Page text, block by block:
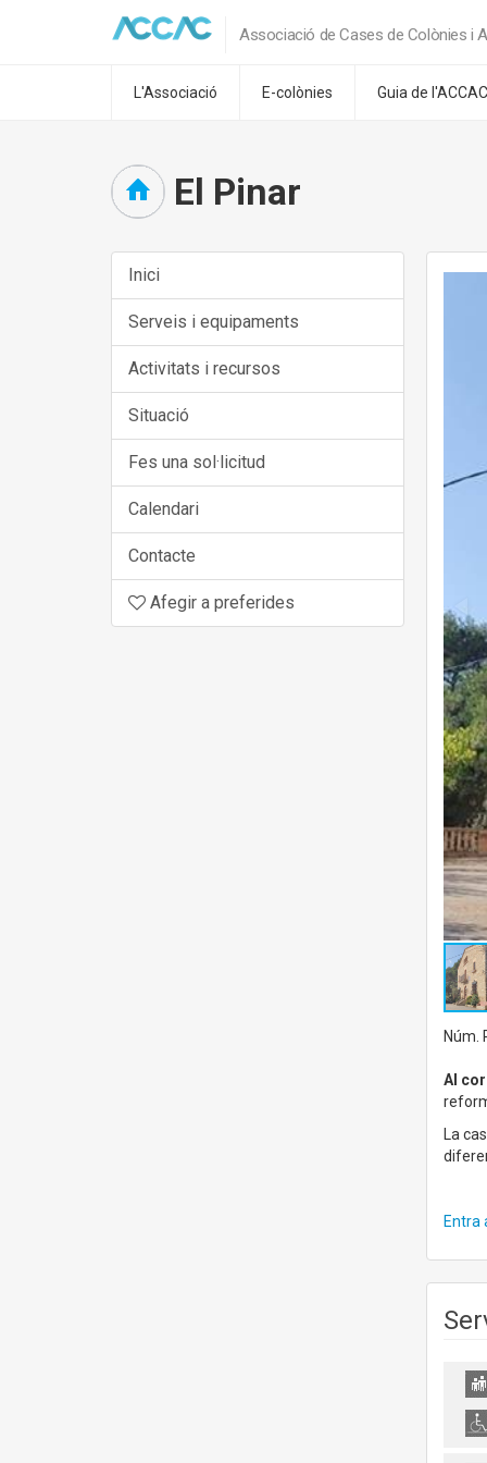
Associació de Cases de Colònies i
L'Associació E-colònies Guia de l'ACCAC
El Pinar
Inici
Serveis i equipaments
Activitats i recursos
Situació
Fes una sol·licitud
Calendari
Contacte
Afegir a preferides
Núm.
Al
La
Entra